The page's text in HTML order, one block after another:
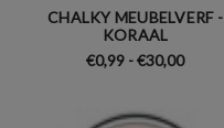
CHALKY MEUBELVERF -
KORAAL
€0,99 - €30,00